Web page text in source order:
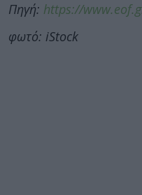
Πηγή: https://
φωτό: iStock